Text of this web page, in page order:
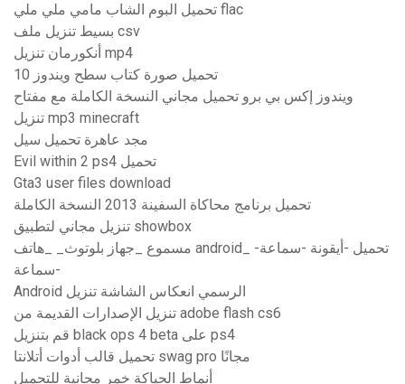
تحميل البوم الشاب مامي ملي ملي flac
بسيط تنزيل ملف csv
أنكورمان تنزيل mp4
تحميل صورة كتاب سطح ويندوز 10
ويندوز إكس بي برو تحميل مجاني النسخة الكاملة مع مفتاح
تنزيل mp3 minecraft
مجد عاهرة تحميل سيل
Evil within 2 ps4 تحميل
Gta3 user files download
تحميل برنامج محاكاة السفينة 2013 النسخة الكاملة
تنزيل مجاني لتطبيق showbox
مسموع _جهاز بلوتوث_ _هاتف android_ -تحميل -أيقونة -سماعة
-سماعة
Android الرسمي انعكاس الشاشة تنزيل
تنزيل الإصدارات القديمة من adobe flash cs6
قم بتنزيل black ops 4 beta على ps4
تحميل قالب أدوات أتلانتا swag pro مجانًا
أنماط الحياكة خمر مجانية للتحميل